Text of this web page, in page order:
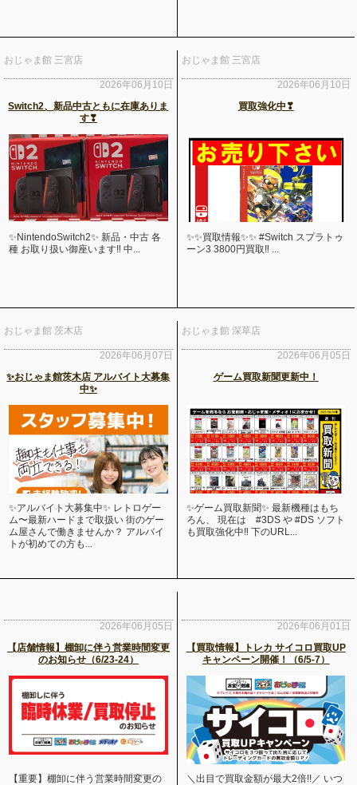
おじゃま館 三宮店
2026年06月10日
Switch2、新品中古ともに在庫ありま
す❣
✨NintendoSwitch2✨ 新品・中古 各
種 お取り扱い御座います‼️ 中...
おじゃま館 三宮店
2026年06月10日
買取強化中❣
✨✨買取情報✨✨ #Switch スプラトゥ
ーン3 3800円買取‼ ...
おじゃま館 茨木店
2026年06月07日
✨おじゃま館茨木店 アルバイト大募集
中✨
✨アルバイト大募集中✨ レトロゲー
ム〜最新ハードまで取扱い 街のゲー
ム屋さんで働きませんか？ アルバイ
トが初めての方も...
おじゃま館 深草店
2026年06月05日
ゲーム買取新聞更新中！
✨ゲーム買取新聞✨ 最新機種はもち
ろん、 現在は #3DS や #DS ソフト
も買取強化中‼ 下のURL...
2026年06月05日
【店舗情報】棚卸に伴う営業時間変更
のお知らせ（6/23-24）
【重要】棚卸に伴う営業時間変更の
2026年06月01日
【買取情報】トレカ サイコロ買取UP
キャンペーン開催！（6/5-7）
＼出目で買取金額が最大2倍!!／ いつ